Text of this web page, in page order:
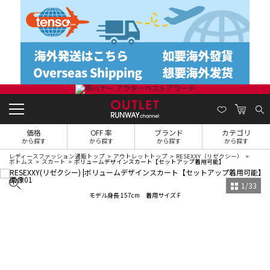
価格
から探す
OFF 率
から探す
ブランド
から探す
カテゴリ
から探す
レディースファッション通販トップ アウトレットトップ RESEXXY（リゼクシー）
ボトムス スカート ボリュームデザインスカート【セットアップ着用可能】
モデル身長 157cm 着用サイズ F
1 /33